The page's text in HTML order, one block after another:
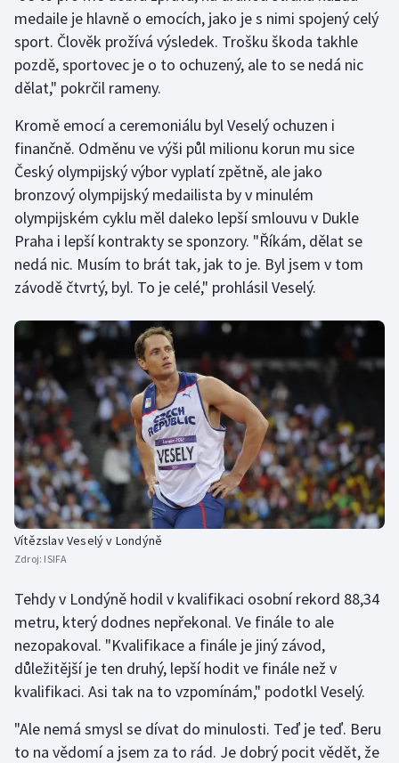
Stolní tenis
Triatlon
Veslování
Vodní slalom
Volejbal
Ostatní
medaile je hlavně o emocích, jako je s nimi spojený celý
sport. Člověk prožívá výsledek. Trošku škoda takhle
pozdě, sportovec je o to ochuzený, ale to se nedá nic
dělat," pokrčil rameny.
Kromě emocí a ceremoniálu byl Veselý ochuzen i
finančně. Odměnu ve výši půl milionu korun mu sice
Český olympijský výbor vyplatí zpětně, ale jako
bronzový olympijský medailista by v minulém
olympijském cyklu měl daleko lepší smlouvu v Dukle
Praha i lepší kontrakty se sponzory. "Říkám, dělat se
nedá nic. Musím to brát tak, jak to je. Byl jsem v tom
závodě čtvrtý, byl. To je celé," prohlásil Veselý.
Vítězslav Veselý v Londýně
Zdroj: ISIFA
Tehdy v Londýně hodil v kvalifikaci osobní rekord 88,34
metru, který dodnes nepřekonal. Ve finále to ale
nezopakoval. "Kvalifikace a finále je jiný závod,
důležitější je ten druhý, lepší hodit ve finále než v
kvalifikaci. Asi tak na to vzpomínám," podotkl Veselý.
"Ale nemá smysl se dívat do minulosti. Teď je teď. Beru
to na vědomí a jsem za to rád. Je dobrý pocit vědět, že